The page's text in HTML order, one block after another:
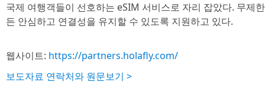
국제 여행객들이 선호하는 eSIM 서비스로 자리 잡았다. 무제
든 안심하고 연결성을 유지할 수 있도록 지원하고 있다.
웹사이트: https://partners.holafly.com/
보도자료 연락처와 원문보기 >